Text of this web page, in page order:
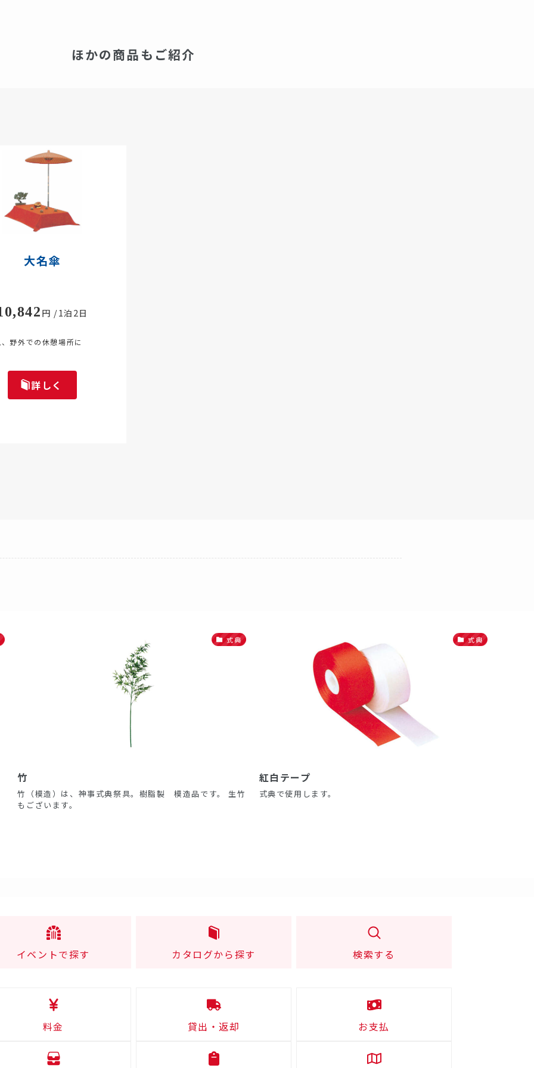
ほかの商品もご紹介
大名傘
円 /1泊2日
野外での休憩場所に
詳しく
式典
竹
竹（模造）は、神事式典祭具。樹脂製 模造品です。 生竹
もございます。
式典
紅白テープ
式典で使用します。
イベントで探す カタログから探す 検索する
料金 貸出・返却 お支払